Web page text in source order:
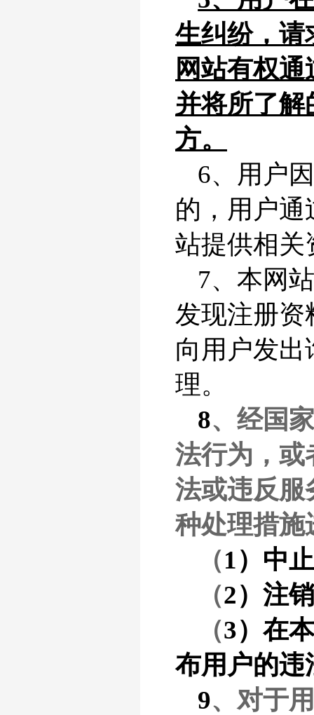
生纠纷，请
网站有权
并将所了
方。
6、用户
的，用户
站提供相关
7、本网
发现注册资
向用户发
理。
8、经国
法行为，或
法或违反服
种处理措施
（1）中
（2）注
（3）在
布用户的违
9、对于